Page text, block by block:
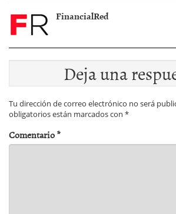
FinancialRed
Deja una
Tu dirección de correo electrónico no será
obligatorios están marcados con *
Comentario*